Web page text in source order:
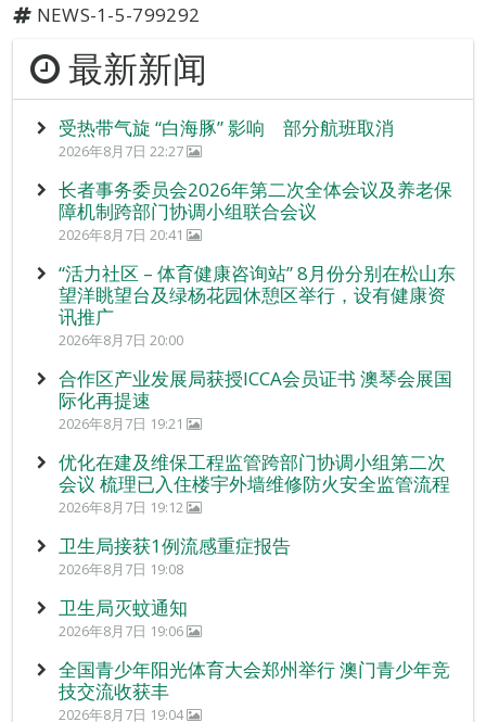
NEWS-1-5-799292
最新新闻
受热带气旋 “白海豚” 影响 部分航班取消
2026年8月7日 22:27
长者事务委员会2026年第二次全体会议及养老保
障机制跨部门协调小组联合会议
2026年8月7日 20:41
“活力社区 – 体育健康咨询站” 8月份分别在松山东
望洋眺望台及绿杨花园休憩区举行，设有健康资
讯推广
2026年8月7日 20:00
合作区产业发展局获授ICCA会员证书 澳琴会展国
际化再提速
2026年8月7日 19:21
优化在建及维保工程监管跨部门协调小组第二次
会议 梳理已入住楼宇外墙维修防火安全监管流程
2026年8月7日 19:12
卫生局接获1例流感重症报告
2026年8月7日 19:08
卫生局灭蚊通知
2026年8月7日 19:06
全国青少年阳光体育大会郑州举行 澳门青少年竞
技交流收获丰
2026年8月7日 19:04